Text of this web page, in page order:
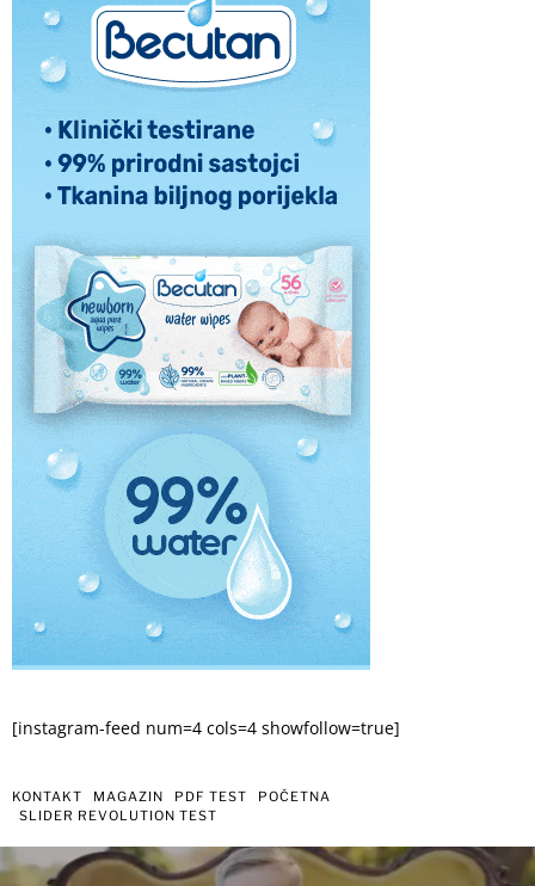
[instagram-feed num=4 cols=4 showfollow=true]
KONTAKT MAGAZIN PDF TEST
POČETNA
SLIDER REVOLUTION TEST